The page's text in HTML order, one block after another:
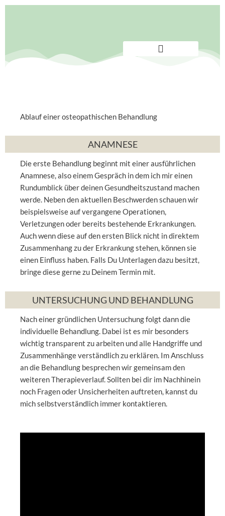
Zum
Ablauf einer osteopathischen Behandlung
ANAMNESE
Die erste Behandlung beginnt mit einer ausführlichen
Anamnese, also einem Gespräch in dem ich mir einen
Rundumblick über deinen Gesundheitszustand machen
werde. Neben den aktuellen Beschwerden schauen wir
beispielsweise auf vergangene Operationen,
Verletzungen oder bereits bestehende Erkrankungen.
Auch wenn diese auf den ersten Blick nicht in direktem
Zusammenhang zu der Erkrankung stehen, können sie
einen Einfluss haben. Falls Du Unterlagen dazu besitzt,
bringe diese gerne zu Deinem Termin mit.
UNTERSUCHUNG UND BEHANDLUNG
Nach einer gründlichen Untersuchung folgt dann die
individuelle Behandlung. Dabei ist es mir besonders
wichtig transparent zu arbeiten und alle Handgriffe und
Zusammenhänge verständlich zu erklären. Im Anschluss
an die Behandlung besprechen wir gemeinsam den
weiteren Therapieverlauf. Sollten bei dir im Nachhinein
noch Fragen oder Unsicherheiten auftreten, kannst du
mich selbstverständlich immer kontaktieren.